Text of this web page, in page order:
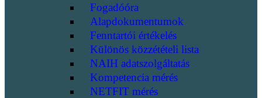
Fogadóóra
Alapdokumentumok
Fenntartói értékelés
Különös közzétételi lista
NAIH adatszolgáltatás
Kompetencia mérés
NETFIT mérés